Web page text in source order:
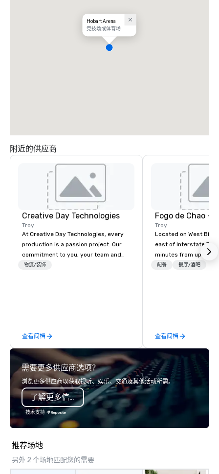
Hobart Arena
竞技场或体育场
附近的供应商
Creative Day Technologies
Troy
At Creative Day Technologies, every
production is a passion project. Our
commitment to you, your team and
attendees goes beyond customer
and every goal is met. Leveraging
state-of-the-art equipment and
exceptional creativity and experience,
we craft solutions tailored to your
unique needs, delivering outcomes
that are nothing short of
extraordinary. With us, your event isn't
just an event; it's an unforgettable
experience.
物流/装饰
查看简档
Fogo de Chao -
Troy
Located on West Big
east of Interstate 75,
minutes from
shopping at The
famous statue, O
embodiment of
Southern Brazil.
配餐 餐厅/酒吧
查看简档
需要更多供应商选项？
浏览更多供应商以获取视听、娱乐、交通及其他活动所需。
了解更多信息
技术支持
推荐场地
另外 2 个场地匹配您的需要